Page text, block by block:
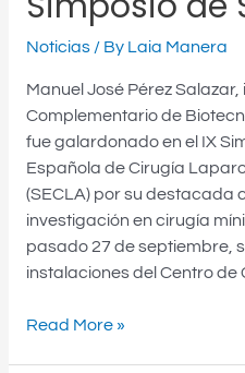
Noticias/ By Laia Manera
Manuel José Pérez
Complementario de
fue galardonado en el IX
Española de Cirugía
(SECLA) por su destacada
investigación en cirugía
pasado 27 de septiembre,
instalaciones del Centro de
Read More »